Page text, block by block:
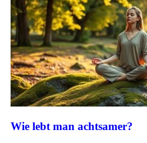
Wie lebt man achtsamer?